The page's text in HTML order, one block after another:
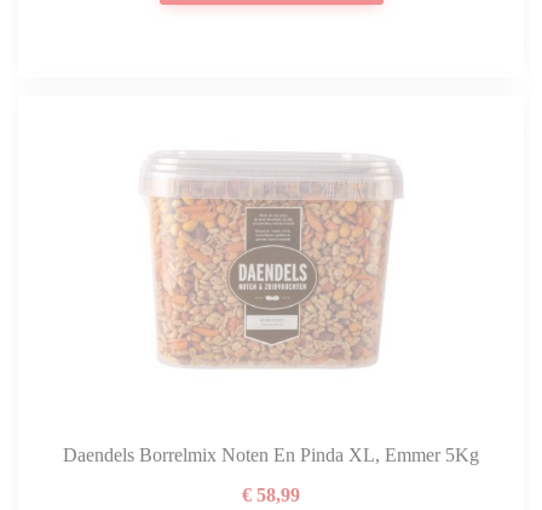
Daendels Borrelmix Noten En Pinda XL, Emmer 5Kg
€ 58,99